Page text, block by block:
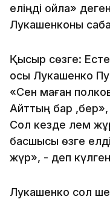
еліңді ойла»
Лукашенконы
Қысыр сөзге:
осы Лукашенко
«Сен маған
Айттың бар ,бер»,
Сол кезде әлем
басшысы өзге
жүр», - деп
Лукашенко сол